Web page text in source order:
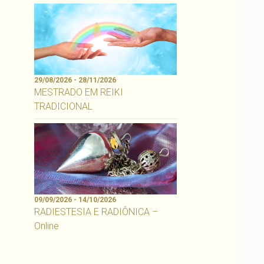
29/08/2026 - 28/11/2026
MESTRADO EM REIKI
TRADICIONAL
09/09/2026 - 14/10/2026
RADIESTESIA E RADIÔNICA –
Online